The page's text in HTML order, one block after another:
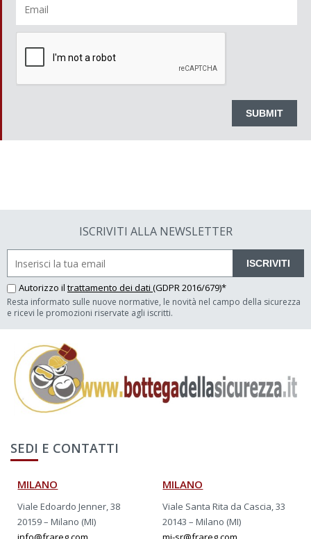
ISCRIVITI ALLA NEWSLETTER
ISCRIVITI
Autorizzo il trattamento dei dati (GDPR 2016/679)*
Resta informato sulle nuove normative, le novità nel campo della sicurezza
e ricevi le promozioni riservate agli iscritti.
SEDI E CONTATTI
MILANO
Viale Edoardo Jenner, 38
20159 – Milano (MI)
MILANO
Viale Santa Rita da Cascia, 33
20143 – Milano (MI)